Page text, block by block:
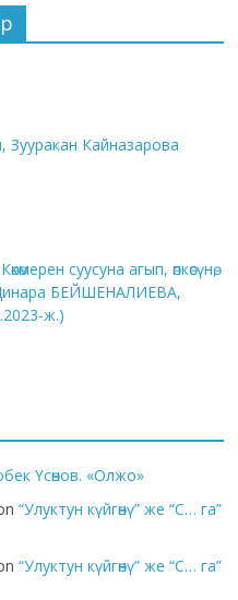
Зууракан Кайназарова
суусуна агып, өпкөсүнө,
(Динара БЕЙШЕНАЛИЕВА,
ж.)
Үсөнов. «Олжо»
“Улуктун күйгөнү” же “С… га”
“Улуктун күйгөнү” же “С… га”